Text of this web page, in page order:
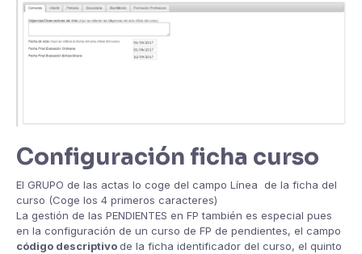
Configuración ficha curso
El GRUPO de las actas lo coge del campo Línea de la ficha del
curso (Coge los 4 primeros caracteres)
La gestión de las PENDIENTES en FP también es especial pues
en la configuración de un curso de FP de pendientes, el campo
código descriptivode la ficha identificador del curso, el quinto